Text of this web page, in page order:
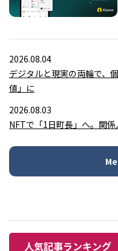
2026.08.04
デジタルと現実の両輪で、
値」に
2026.08.03
NFTで「1日町長」へ。関
人気記事ランキング